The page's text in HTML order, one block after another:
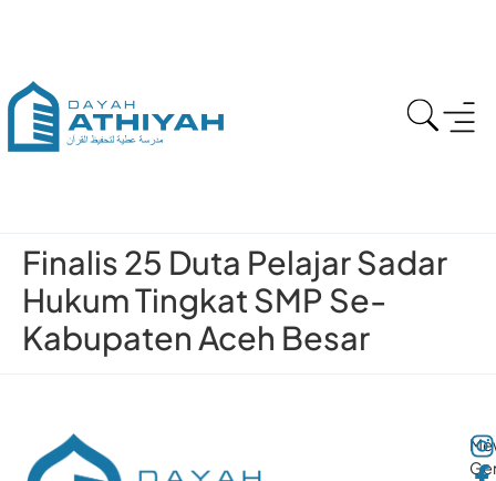
Finalis 25 Duta Pelajar Sadar
Hukum Tingkat SMP Se-
Kabupaten Aceh Besar